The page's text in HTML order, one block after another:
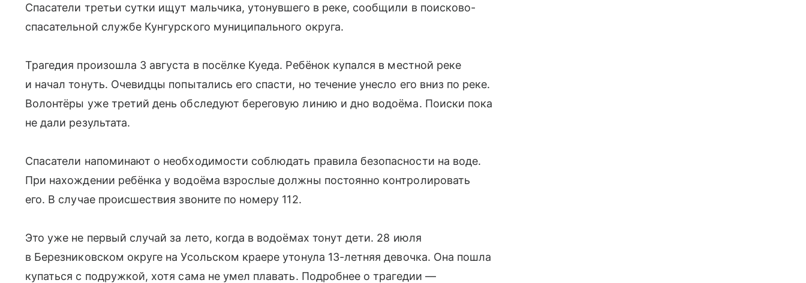
Спасатели третьи сутки ищут мальчика, утонувшего в реке, сообщили в поисково-
спасательной службе Кунгурского муниципального округа.
Трагедия произошла 3 августа в посёлке Куеда. Ребёнок купался в местной реке
и начал тонуть. Очевидцы попытались его спасти, но течение унесло его вниз по реке.
Волонтёры уже третий день обследуют береговую линию и дно водоёма. Поиски пока
не дали результата.
Спасатели напоминают о необходимости соблюдать правила безопасности на воде.
При нахождении ребёнка у водоёма взрослые должны постоянно контролировать
его. В случае происшествия звоните по номеру 112.
Это уже не первый случай за лето, когда в водоёмах тонут дети. 28 июля
в Березниковском округе на Усольском краере утонула 13-летняя девочка. Она пошла
купаться с подружкой, хотя сама не умел плавать. Подробнее о трагедии —